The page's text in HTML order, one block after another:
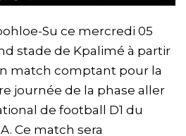
Su ce mercredi 05
stade de Kpalimé à partir
match comptant pour la
journée de la phase aller
de football D1 du
Ce match sera